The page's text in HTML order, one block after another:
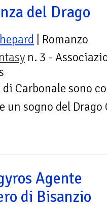
del Drago
| Romanzo
n. 3 -
Carbonale sono
un sogno del
Agente
di Bisanzio